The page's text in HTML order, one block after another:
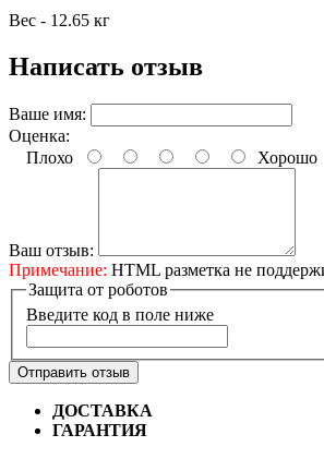
Вес - 12.65 кг
Написать отзыв
Ваше имя:
Оценка:
Плохо
Хорошо
Ваш отзыв:
Примечание: HTML разметка не
Защита от роботов
Введите код в поле ниже
Отправить отзыв
ДОСТАВКА
ГАРАНТИЯ